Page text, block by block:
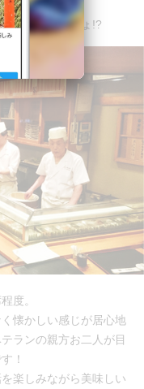
ってきたでしょ!?
度。
懐かしい感じが居心地
ランの親方お二人が目
！
楽しみながら美味しい